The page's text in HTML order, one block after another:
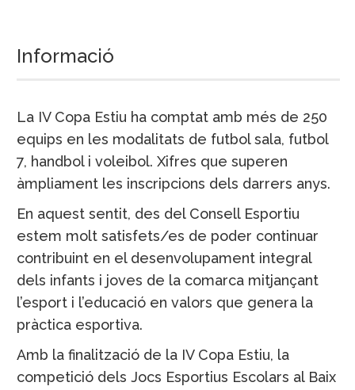
Informació
La IV Copa Estiu ha comptat amb més de 250
equips en les modalitats de futbol sala, futbol
7, handbol i voleibol. Xifres que superen
àmpliament les inscripcions dels darrers anys.
En aquest sentit, des del Consell Esportiu
estem molt satisfets/es de poder continuar
contribuint en el desenvolupament integral
dels infants i joves de la comarca mitjançant
l’esport i l’educació en valors que genera la
pràctica esportiva.
Amb la finalització de la IV Copa Estiu, la
competició dels Jocs Esportius Escolars al Baix